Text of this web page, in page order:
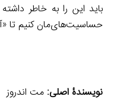
باید این را به خاطر
حساسیت‌های‌مان کنیم تا
نویسندۀ اصلی: مت اندروز